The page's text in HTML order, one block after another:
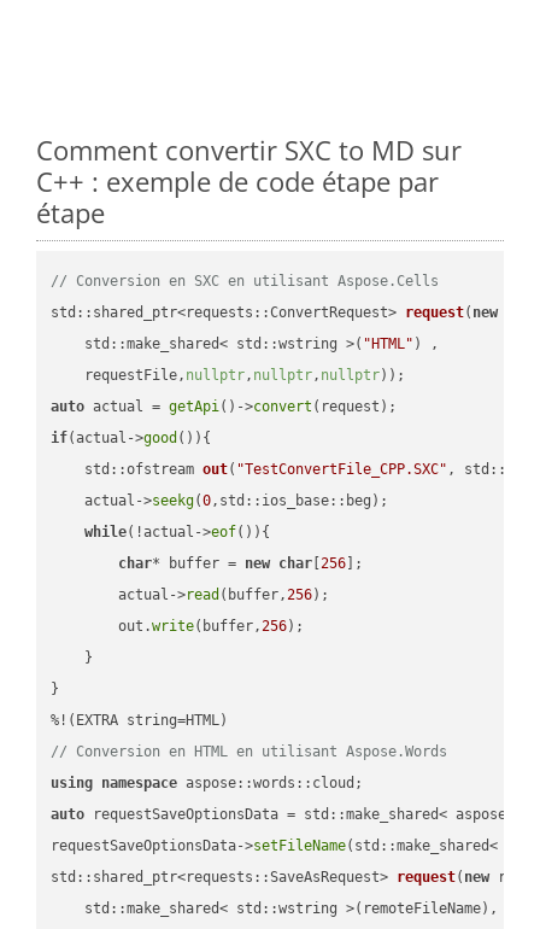
Comment convertir SXC to MD sur
C++ : exemple de code étape par
étape
// Conversion en SXC en utilisant Aspose.Cells
std::shared_ptr<requests::ConvertRequest> request( new
    std::make_shared< std::wstring >(
"HTML" ) ,
    requestFile,
nullptr, nullptr, nullptr))
auto actual = getApi()->convert
if(actual->good ()){
std::ofstream out( "TestConvertFile_CPP.SXC" ,
    actual->
seekg(0,std::ios_base::beg);
while(!actual->eof()){
char* buffer = new char [256 ];
        actual->
read (buffer,256);
        out.
write(buffer,256);
    }
}
// Conversion en HTML en utilisant Aspose.Words
using namespace
auto requestSaveOptionsData = std::make_shared<
requestSaveOptionsData->setFileName(std::make_shared<
std::shared_ptr<requests::SaveAsRequest> request( new
    std::make_shared< std::wstring >(remoteFileName),